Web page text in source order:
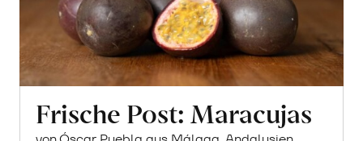
Frische Post: Maracujas